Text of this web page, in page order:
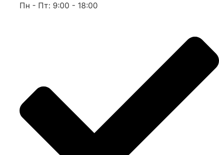
Пн - Пт: 9:00 - 18:00